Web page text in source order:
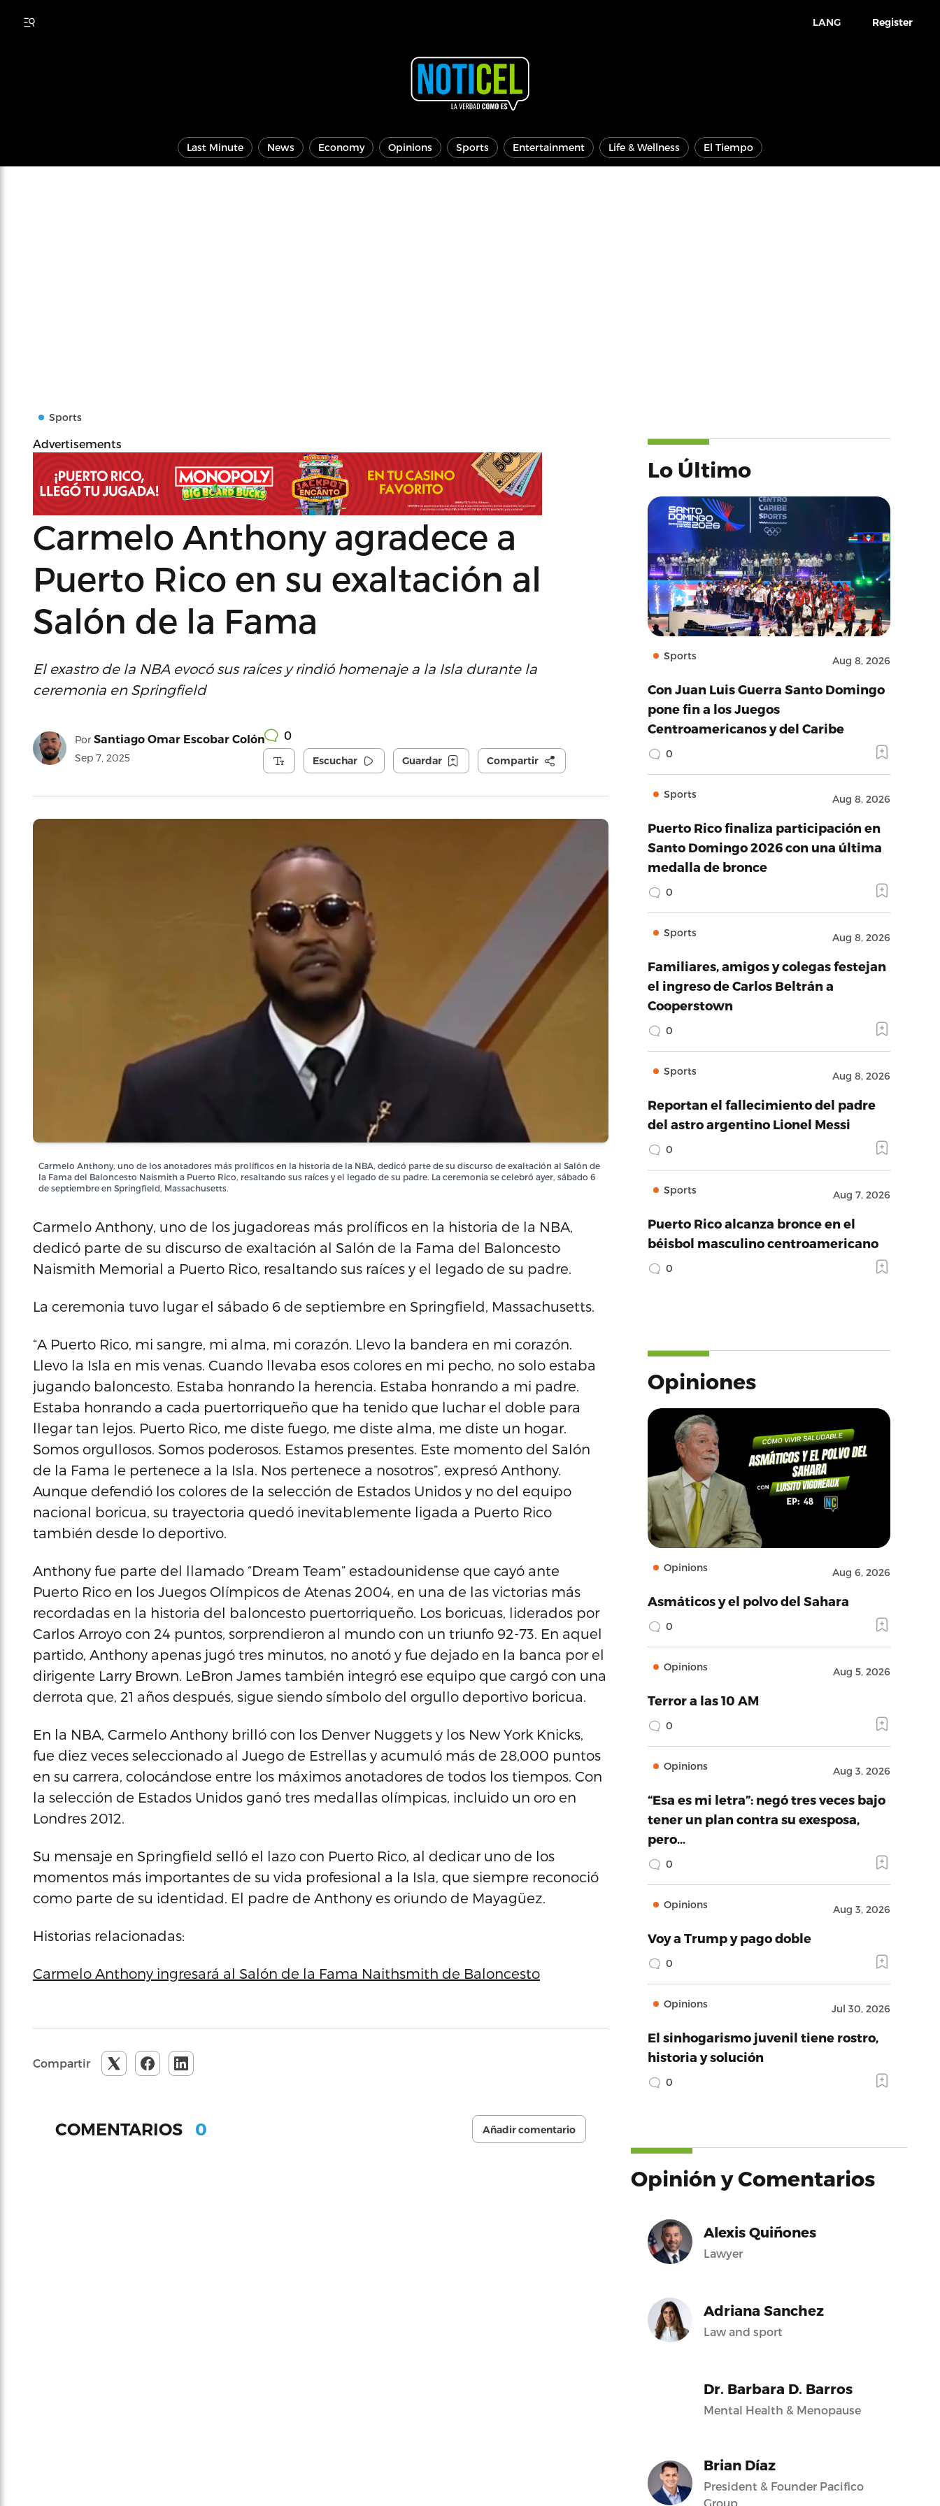
LANG Register
Last Minute News Economy Opinions Sports Entertainment Life & Wellness El Tiempo
Sports
Advertisements
Carmelo Anthony agradece a
Puerto Rico en su exaltación al
Salón de la Fama
El exastro de la NBA evocó sus raíces y rindió homenaje a la Isla durante la
ceremonia en Springfield
Por Santiago Omar Escobar Colón
Sep 7, 2025
0
Escuchar Guardar Compartir
Carmelo Anthony, uno de los anotadores más prolíficos en la historia de la NBA, dedicó parte de su discurso de exaltación al Salón de
la Fama del Baloncesto Naismith a Puerto Rico, resaltando sus raíces y el legado de su padre. La ceremonia se celebró ayer, sábado 6
de septiembre en Springfield, Massachusetts.
Carmelo Anthony, uno de los jugadoreas más prolíficos en la historia de la NBA,
dedicó parte de su discurso de exaltación al Salón de la Fama del Baloncesto
Naismith Memorial a Puerto Rico, resaltando sus raíces y el legado de su padre.
La ceremonia tuvo lugar el sábado 6 de septiembre en Springfield, Massachusetts.
“A Puerto Rico, mi sangre, mi alma, mi corazón. Llevo la bandera en mi corazón.
Llevo la Isla en mis venas. Cuando llevaba esos colores en mi pecho, no solo estaba
jugando baloncesto. Estaba honrando la herencia. Estaba honrando a mi padre.
Estaba honrando a cada puertorriqueño que ha tenido que luchar el doble para
llegar tan lejos. Puerto Rico, me diste fuego, me diste alma, me diste un hogar.
Somos orgullosos. Somos poderosos. Estamos presentes. Este momento del Salón
de la Fama le pertenece a la Isla. Nos pertenece a nosotros”, expresó Anthony.
Aunque defendió los colores de la selección de Estados Unidos y no del equipo
nacional boricua, su trayectoria quedó inevitablemente ligada a Puerto Rico
también desde lo deportivo.
Anthony fue parte del llamado “Dream Team” estadounidense que cayó ante
Puerto Rico en los Juegos Olímpicos de Atenas 2004, en una de las victorias más
recordadas en la historia del baloncesto puertorriqueño. Los boricuas, liderados por
Carlos Arroyo con 24 puntos, sorprendieron al mundo con un triunfo 92-73. En aquel
partido, Anthony apenas jugó tres minutos, no anotó y fue dejado en la banca por el
dirigente Larry Brown. LeBron James también integró ese equipo que cargó con una
derrota que, 21 años después, sigue siendo símbolo del orgullo deportivo boricua.
En la NBA, Carmelo Anthony brilló con los Denver Nuggets y los New York Knicks,
fue diez veces seleccionado al Juego de Estrellas y acumuló más de 28,000 puntos
en su carrera, colocándose entre los máximos anotadores de todos los tiempos. Con
la selección de Estados Unidos ganó tres medallas olímpicas, incluido un oro en
Londres 2012.
Su mensaje en Springfield selló el lazo con Puerto Rico, al dedicar uno de los
momentos más importantes de su vida profesional a la Isla, que siempre reconoció
como parte de su identidad. El padre de Anthony es oriundo de Mayagüez.
Historias relacionadas:
Carmelo Anthony ingresará al Salón de la Fama Naithsmith de Baloncesto
Compartir
COMENTARIOS 0 Añadir comentario
Lo Último
Sports Aug 8, 2026
Con Juan Luis Guerra Santo Domingo
pone fin a los Juegos
Centroamericanos y del Caribe
0
Sports Aug 8, 2026
Puerto Rico finaliza participación en
Santo Domingo 2026 con una última
medalla de bronce
0
Sports Aug 8, 2026
Familiares, amigos y colegas festejan
el ingreso de Carlos Beltrán a
Cooperstown
0
Sports Aug 8, 2026
Reportan el fallecimiento del padre
del astro argentino Lionel Messi
0
Sports Aug 7, 2026
Puerto Rico alcanza bronce en el
béisbol masculino centroamericano
0
Opiniones
Opinions Aug 6, 2026
Asmáticos y el polvo del Sahara
0
Opinions Aug 5, 2026
Terror a las 10 AM
0
Opinions Aug 3, 2026
“Esa es mi letra”: negó tres veces bajo
tener un plan contra su exesposa,
pero…
0
Opinions Aug 3, 2026
Voy a Trump y pago doble
0
Opinions Jul 30, 2026
El sinhogarismo juvenil tiene rostro,
historia y solución
0
Opinión y Comentarios
Alexis Quiñones
Lawyer
Adriana Sanchez
Law and sport
Dr. Barbara D. Barros
Mental Health & Menopause
Brian Díaz
President & Founder Pacifico
Group